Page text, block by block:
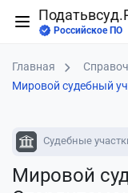
Российское ПО
Главная
Мировой судебный
Судебные
Мировой